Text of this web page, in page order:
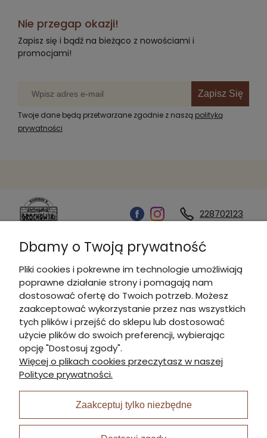
Nie przegap okazji!
Zapisz się i bądź na bieżąco z nowościami i
promocjami!
Zapisz Się
Twoje dane będą przetwarzane zgodnie z naszą polityką
prywatności
228702123
Kontakt
Informacje
Płatności i dostawa
Moje konto
I Nagroda w plabiscycie:
Dbamy o Twoją prywatność
Pliki cookies i pokrewne im technologie umożliwiają
poprawne działanie strony i pomagają nam
dostosować ofertę do Twoich potrzeb. Możesz
zaakceptować wykorzystanie przez nas wszystkich
tych plików i przejść do sklepu lub dostosować
użycie plików do swoich preferencji, wybierając
opcję "Dostosuj zgody".
Więcej o plikach cookies przeczytasz w naszej
Polityce prywatności.
Zaakceptuj tylko niezbędne